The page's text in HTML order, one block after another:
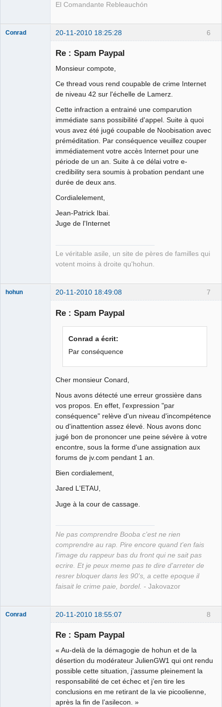
El Comandante Rebleauchón
6
Conrad 20-11-2010 18:25:28
Re : Spam Paypal
Monsieur compote,
Ce thread vous rend coupable de crime Internet
de niveau 42 sur l'échelle de Lamerz.
Cette infraction a entrainé une comparution
immédiate sans possibilité d'appel. Suite à quoi
vous avez été jugé coupable de Noobisation avec
préméditation. Par conséquence veuillez couper
immédiatement votre accès Internet pour une
période de un an. Suite à ce délai votre e-
credibility sera soumis à probation pendant une
durée de deux ans.
Cordialelement,
Jean-Patrick Ibai.
Juge de l'Internet
Le véritable asile, un site de pères de familles qui
votent moins à droite qu'hohun.
7
hohun 20-11-2010 18:49:08
Re : Spam Paypal
Conrad a écrit:
Par conséquence
Cher monsieur Conard,
Nous avons détecté une erreur grossière dans
vos propos. En effet, l'expression "par
conséquence" relève d'un niveau d'incompétence
ou d'inattention assez élevé. Nous avons donc
jugé bon de prononcer une peine sévère à votre
encontre, sous la forme d'une assignation aux
forums de jv.com pendant 1 an.
Bien cordialement,
Jared L'ETAU,
Juge à la cour de cassage.
Ne pas comprendre Booba c'est ne rien
comprendre au rap. Pire encore quand t'en fais
l'image du rappeur bas du front qui ne sait pas
ecrire. Et je peux meme pas te dire d'arreter de
resrer bloquer dans les 90's, a cette epoque il
faisait le crime paie, bordel. - Jakovazor
8
Conrad 20-11-2010 18:55:07
Re : Spam Paypal
« Au-delà de la démagogie de hohun et de la
désertion du modérateur JulienGW1 qui ont rendu
possible cette situation, j’assume pleinement la
responsabilité de cet échec et j’en tire les
conclusions en me retirant de la vie picoolienne,
après la fin de l’asilecon. »